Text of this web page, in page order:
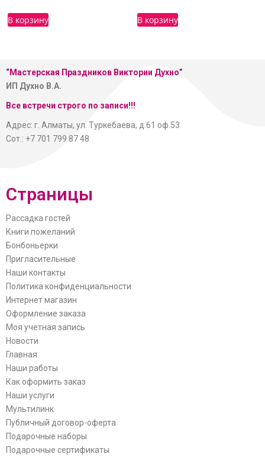
В корзину В корзину
“Мастерская Праздников Виктории Духно”
ИП Духно В.А.
Все встречи строго по записи!!!
Адрес: г. Алматы, ул. Туркебаева, д.61 оф.53
Сот.: +7 701 799 87 48
Страницы
Рассадка гостей
Книги пожеланий
Бонбоньерки
Пригласительные
Наши контакты
Политика конфиденциальности
Интернет магазин
Оформление заказа
Моя учетная запись
Новости
Главная
Наши работы
Как оформить заказ
Наши услуги
Мультилинк
Публичный договор-оферта
Подарочные наборы
Подарочные сертификаты